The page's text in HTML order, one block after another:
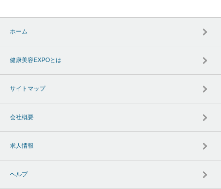
ホーム
健康美容EXPOとは
サイトマップ
会社概要
求人情報
ヘルプ